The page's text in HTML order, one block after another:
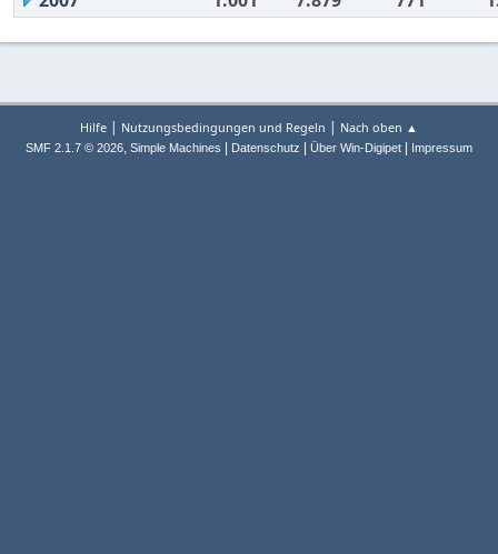
Hilfe | Nutzungsbedingungen und Regeln | Nach oben ▲
SMF 2.1.7 © 2026, Simple Machines Datenschutz Über Win-Digipet Impressum